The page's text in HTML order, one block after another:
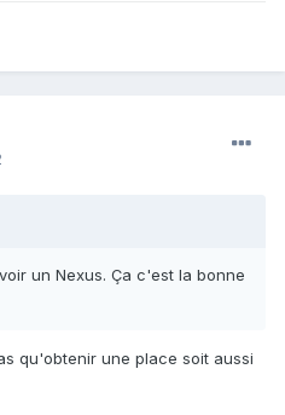
un Nexus. Ça c'est la bonne
qu'obtenir une place soit aussi